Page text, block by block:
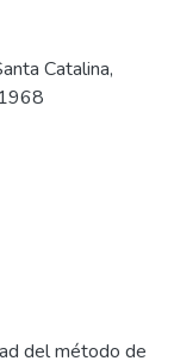
Catalina,
del método de